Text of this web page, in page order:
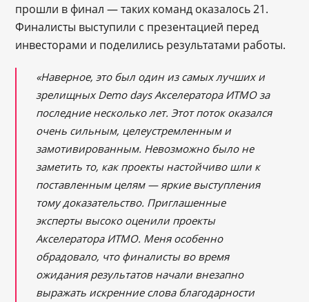
прошли в финал — таких команд оказалось 21.
Финалисты выступили с презентацией перед
инвесторами и поделились результатами работы.
«Наверное, это был один из самых лучших и
зрелищных Demo days Акселератора ИТМО за
последние несколько лет. Этот поток оказался
очень сильным, целеустремленным и
замотивированным. Невозможно было не
заметить то, как проекты настойчиво шли к
поставленным целям — яркие выступления
тому доказательство. Приглашенные
эксперты высоко оценили проекты
Акселератора ИТМО. Меня особенно
обрадовало, что финалисты во время
ожидания результатов начали внезапно
выражать искренние слова благодарности